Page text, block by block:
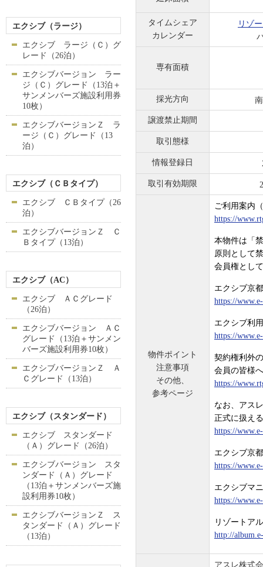
エクシブ（ラージ）
エクシブ ラージ（Ｃ）グ
レード（26泊）
エクシブバージョン ラー
ジ（Ｃ）グレード（13泊＋
サンメンバーズ施設利用券
10枚）
エクシブバージョンＺ ラ
ージ（Ｃ）グレード（13
泊）
エクシブ（ＣＢタイプ）
エクシブ ＣＢタイプ（26
泊）
エクシブバージョンＺ Ｃ
Ｂタイプ（13泊）
エクシブ（AC）
エクシブ ＡＣグレード
（26泊）
エクシブバージョン ＡＣ
グレード（13泊＋サンメン
バーズ施設利用券10枚）
エクシブバージョンＺ Ａ
Ｃグレード（13泊）
エクシブ（スタンダード）
エクシブ スタンダード
（Ａ）グレード（26泊）
エクシブバージョン スタ
ンダード（Ａ）グレード
（13泊＋サンメンバーズ施
設利用券10枚）
エクシブバージョンＺ ス
タンダード（Ａ）グレード
（13泊）
タイムシェア
カレンダー
リゾ
専有面積
採光方向
譲渡禁止期間
取引態様
情報登録日
取引有効期限
物件ポイント
注意事項
その他、
参考ページ
ご利用案内
https://
本物件は「
原則として
会員権とし
エクシブ京
https://
エクシブ利
https://
契約権利外
会員の皆様
https://
なお、アス
正式に扱え
https://
エクシブ京
https://
エクシブマ
https://
リゾートア
http://
アスレ株式